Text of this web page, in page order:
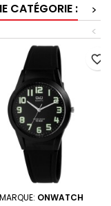
CATÉGORIE :
>
<
MARQUE: ONWATCH
favorite_border